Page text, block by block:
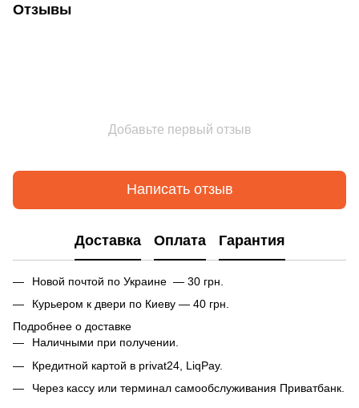
Отзывы
Добавьте первый отзыв
Написать отзыв
Доставка Оплата Гарантия
Новой почтой по Украине — 30 грн.
Курьером к двери по Киеву — 40 грн.
Подробнее о доставке
Наличными при получении.
Кредитной картой в privat24, LiqPay.
Через кассу или терминал самообслуживания Приватбанк.